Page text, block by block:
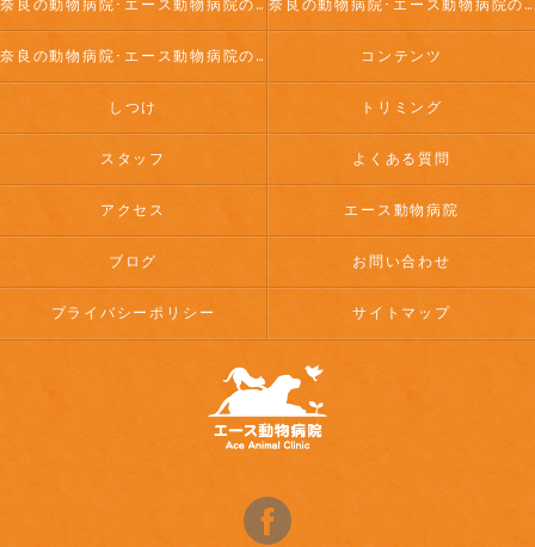
奈良の動物病院･エース動物病院の口コミ情報 奈良の動物病院･エース動物病院の評判
奈良の動物病院･エース動物病院のお客様の声 コンテンツ
しつけ トリミング
スタッフ よくある質問
アクセス エース動物病院
ブログ お問い合わせ
プライバシーポリシー サイトマップ